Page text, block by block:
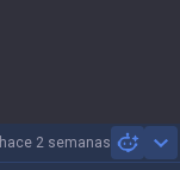
hace 2 semanas